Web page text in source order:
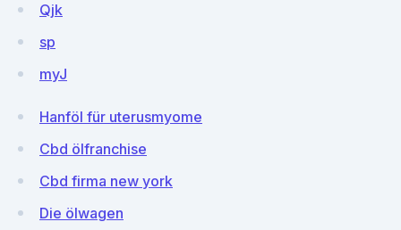
Qjk
sp
myJ
Hanföl für uterusmyome
Cbd ölfranchise
Cbd firma new york
Die ölwagen